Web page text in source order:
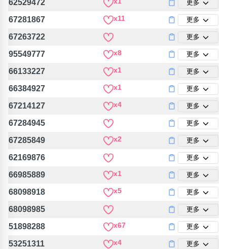
62529472 更多
67281867 x11 更多
67263722 更多
95549777 x8 更多
66133227 x1 更多
66384927 x1 更多
67214127 x4 更多
67284945 更多
67285849 x2 更多
62169876 更多
66985889 x1 更多
68098918 x5 更多
68098985 更多
51898288 x67 更多
53251311 x4 更多